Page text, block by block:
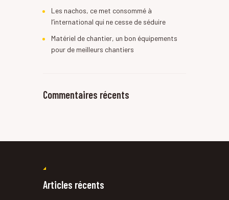
Les nachos, ce met consommé à
l’international qui ne cesse de séduire
Matériel de chantier, un bon équipements
pour de meilleurs chantiers
Commentaires récents
Articles récents